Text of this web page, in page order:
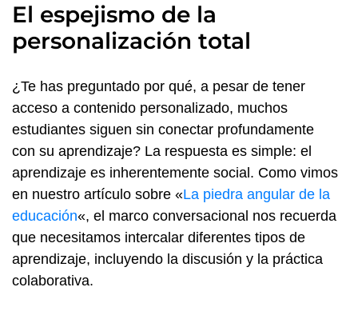
El espejismo de la
personalización total
¿Te has preguntado por qué, a pesar de tener
acceso a contenido personalizado, muchos
estudiantes siguen sin conectar profundamente
con su aprendizaje? La respuesta es simple: el
aprendizaje es inherentemente social. Como vimos
en nuestro artículo sobre «La piedra angular de la
educación«, el marco conversacional nos recuerda
que necesitamos intercalar diferentes tipos de
aprendizaje, incluyendo la discusión y la práctica
colaborativa.